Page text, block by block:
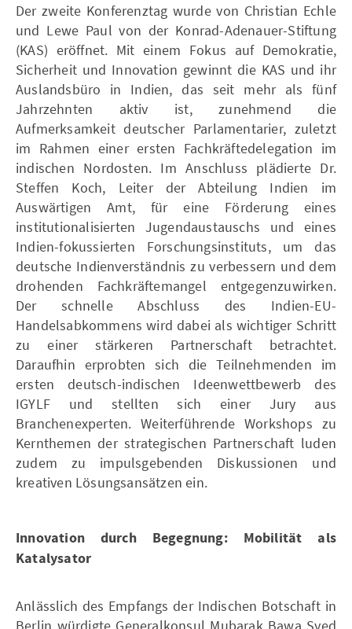
Der zweite Konferenztag wurde von Christian Echle
und Lewe Paul von der Konrad-Adenauer-Stiftung
(KAS) eröffnet. Mit einem Fokus auf Demokratie,
Sicherheit und Innovation gewinnt die KAS und ihr
Auslandsbüro in Indien, das seit mehr als fünf
Jahrzehnten aktiv ist, zunehmend die
Aufmerksamkeit deutscher Parlamentarier, zuletzt
im Rahmen einer ersten Fachkräftedelegation im
indischen Nordosten. Im Anschluss plädierte Dr.
Steffen Koch, Leiter der Abteilung Indien im
Auswärtigen Amt, für eine Förderung eines
institutionalisierten Jugendaustauschs und eines
Indien-fokussierten Forschungsinstituts, um das
deutsche Indienverständnis zu verbessern und dem
drohenden Fachkräftemangel entgegenzuwirken.
Der schnelle Abschluss des Indien-EU-
Handelsabkommens wird dabei als wichtiger Schritt
zu einer stärkeren Partnerschaft betrachtet.
Daraufhin erprobten sich die Teilnehmenden im
ersten deutsch-indischen Ideenwettbewerb des
IGYLF und stellten sich einer Jury aus
Branchenexperten. Weiterführende Workshops zu
Kernthemen der strategischen Partnerschaft luden
zudem zu impulsgebenden Diskussionen und
kreativen Lösungsansätzen ein.
Innovation durch Begegnung: Mobilität als
Katalysator
Anlässlich des Empfangs der Indischen Botschaft in
Berlin würdigte Generalkonsul Mubarak Bawa Syed